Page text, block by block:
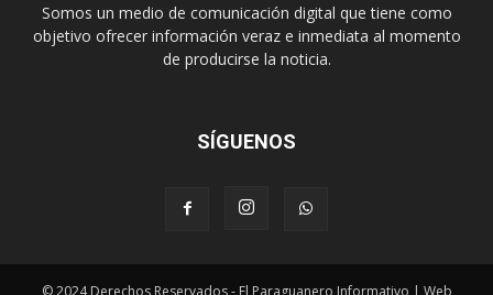
Somos un medio de comunicación digital que tiene como
objetivo ofrecer información veraz e inmediata al momento
de producirse la noticia.
SÍGUENOS
© 2024 Derechos Reservados - El Paraguanero Informativo | Web